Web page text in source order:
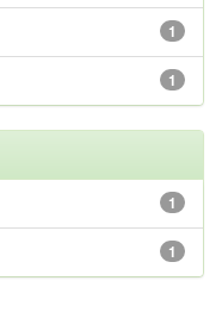
1
1
1
1